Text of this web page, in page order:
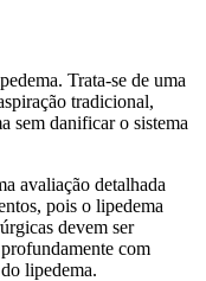
Trata-se de uma
tradicional,
sem danificar o sistema
avaliação detalhada
pois o lipedema
devem ser
com
lipedema.